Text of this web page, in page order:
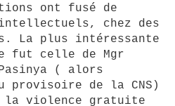
ont fusé de
chez des
La plus intéressante
fut celle de Mgr
Pasinya ( alors
provisoire de la CNS)
la violence gratuite